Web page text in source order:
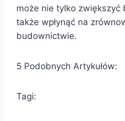
może nie tylko zwiększyć
także wpłynąć na
budownictwie.
5 Podobnych Artykułów:
Tagi: